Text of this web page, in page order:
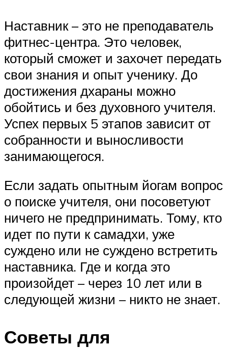
Наставник – это не преподаватель
фитнес-центра. Это человек,
который сможет и захочет передать
свои знания и опыт ученику. До
достижения дхараны можно
обойтись и без духовного учителя.
Успех первых 5 этапов зависит от
собранности и выносливости
занимающегося.
Если задать опытным йогам вопрос
о поиске учителя, они посоветуют
ничего не предпринимать. Тому, кто
идет по пути к самадхи, уже
суждено или не суждено встретить
наставника. Где и когда это
произойдет – через 10 лет или в
следующей жизни – никто не знает.
Советы для